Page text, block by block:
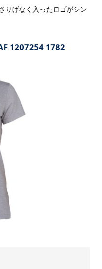
りげなく入ったロゴがシン
1207254 1782